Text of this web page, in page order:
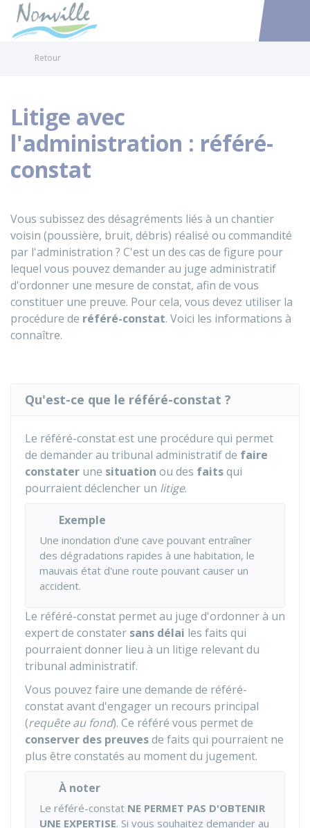
Accéder
Retour
Litige avec
l'administration : référé-
constat
Vous subissez des désagréments liés à un chantier
voisin (poussière, bruit, débris) réalisé ou commandité
par l'administration ? C'est un des cas de figure pour
lequel vous pouvez demander au juge administratif
d'ordonner une mesure de constat, afin de vous
constituer une preuve. Pour cela, vous devez utiliser la
procédure de référé-constat. Voici les informations à
connaître.
Qu'est-ce que le référé-constat ?
Le référé-constat est une procédure qui permet
de demander au tribunal administratif de faire
constater une situation ou des faitsqui
pourraient déclencher un litige.
Exemple
Une inondation d'une cave pouvant entraîner
des dégradations rapides à une habitation, le
mauvais état d'une route pouvant causer un
accident.
Le référé-constat permet au juge d'ordonner à un
expert de constater sans délai les faits qui
pourraient donner lieu à un litige relevant du
tribunal administratif.
Vous pouvez faire une demande de référé-
constat avant d'engager un recours principal
(requête au fond). Ce référé vous permet de
conserver des preuvesde faits qui pourraient ne
plus être constatés au moment du jugement.
À noter
Le référé-constat NE PERMET PAS D'OBTENIR
UNE EXPERTISE. Si vous souhaitez demander au